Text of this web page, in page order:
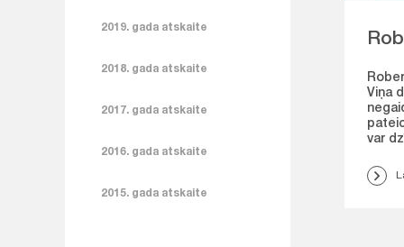
2019. gada atskaite
2018. gada atskaite
2017. gada atskaite
2016. gada atskaite
2015. gada atskaite
Viņa
var